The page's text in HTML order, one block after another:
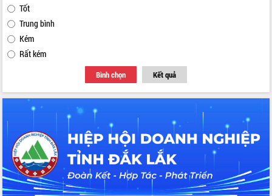
Tốt
Trung bình
Kém
Rất kém
Bình chọn Kết quả